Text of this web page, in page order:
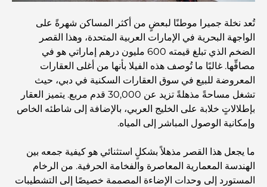
المطاعم الإيطالية في وسط مدينة دبي: تذوق إيطاليا في قلب
المدينة
أفضل 7 نوادي رياضية في دبي هيلز: اللياقة البدنية في أبهى
صورها
اكتشف أفضل وجبة إفطار في منطقة الخليج التجاري، دبي
تُعد نخلة جميرا موطنًا لبعضٍ من أكثر المساكن شهرةً على
الواجهة البحرية في الإمارات العربية المتحدة، وهذا القصر
الضخم الذي تبلغ قيمته 600 مليون درهم إماراتي هو في
مصافِّها. غالبًا ما تُوصف هذه الفيلا بأنها من أغلى العقارات
المعروضة للبيع في سوق العقارات السكنية في دبي، حيث
تشغل مساحةً مذهلةً تزيد عن 30,000 قدم مربع. يتميز العقار
بإطلالاتٍ خلابة على الخليج العربي، بالإضافة إلى شاطئه الخاص
وإمكانية الوصول المباشر إلى المياه.
ما يجعل هذا القصر مذهلاً بشكلٍ استثنائي هو كيفية جمعه بين
الهندسة المعمارية المعاصرة والفخامة الحرفية. من الرخام
المستورد إلى وحدات الإضاءة المصممة خصيصًا إلى التشطيبات